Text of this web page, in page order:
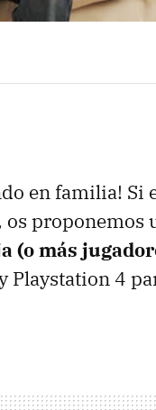
en familia! Si
os proponemos
(o más
Playstation 4